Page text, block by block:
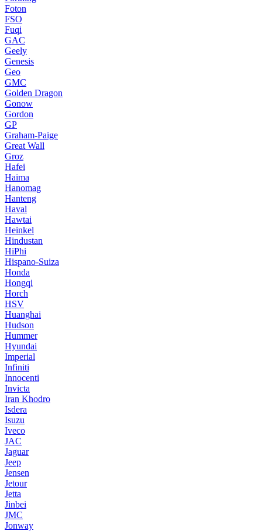
Foton
FSO
Fuqi
GAC
Geely
Genesis
Geo
GMC
Golden Dragon
Gonow
Gordon
GP
Graham-Paige
Great Wall
Groz
Hafei
Haima
Hanomag
Hanteng
Haval
Hawtai
Heinkel
Hindustan
HiPhi
Hispano-Suiza
Honda
Hongqi
Horch
HSV
Huanghai
Hudson
Hummer
Hyundai
Imperial
Infiniti
Innocenti
Invicta
Iran Khodro
Isdera
Isuzu
Iveco
JAC
Jaguar
Jeep
Jensen
Jetour
Jetta
Jinbei
JMC
Jonway